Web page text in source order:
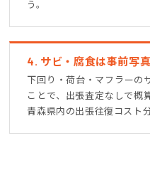
う。
4. サビ・腐食は事前写
下回り・荷台・マフラーの
ことで、出張査定なしで概
青森県内の出張往復コスト